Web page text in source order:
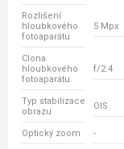
Rozlišení
hloubkového
fotoaparátu
5 Mpx
Clona
hloubkového
fotoaparátu
f/2.4
Typ stabilizace
obrazu
OIS
Optický zoom -